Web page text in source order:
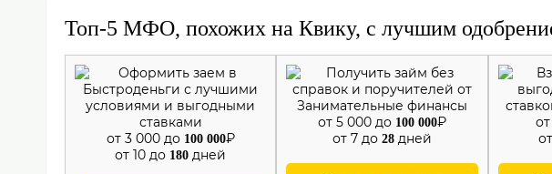
Топ-5 МФО, похожих на Квику, с лучшим
от 3 000 до 100 000₽
от 10 до 180 дней
от 5 000 до 100 000₽
от 7 до28 дней